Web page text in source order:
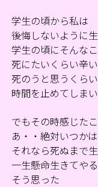
学生の頃から私は
後悔しないように
学生の頃にそんな
死にたいくらい辛
死のうと思うくら
時間を止めてしま
でもその時感じた
あ・・絶対いつか
それなら死ぬまで
一生懸命生きてやる
そう思った